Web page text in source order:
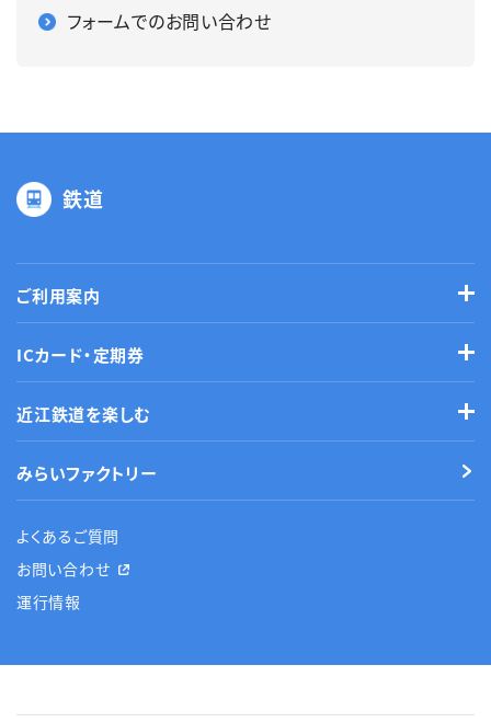
フォームでのお問い合わせ
鉄道
ご利用案内
ICカード・定期券
近江鉄道を楽しむ
みらいファクトリー
よくあるご質問
お問い合わせ
運行情報